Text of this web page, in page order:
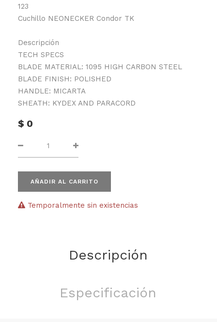
123
Cuchillo NEONECKER Condor TK
Descripción
TECH SPECS
BLADE MATERIAL: 1095 HIGH CARBON STEEL
BLADE FINISH: POLISHED
HANDLE: MICARTA
SHEATH: KYDEX AND PARACORD
$ 0
AÑADIR AL CARRITO
Temporalmente sin existencias
Descripción
Especificación